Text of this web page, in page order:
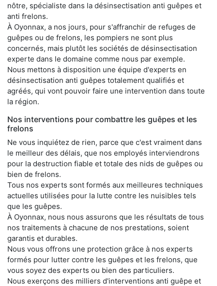
nôtre, spécialiste dans la désinsectisation anti guêpes et
anti frelons.
À Oyonnax, a nos jours, pour s'affranchir de refuges de
guêpes ou de frelons, les pompiers ne sont plus
concernés, mais plutôt les sociétés de désinsectisation
experte dans le domaine comme nous par exemple.
Nous mettons à disposition une équipe d'experts en
désinsectisation anti guêpes totalement qualifiés et
agréés, qui vont pouvoir faire une intervention dans toute
la région.
Nos interventions pour combattre les guêpes et les
frelons
Ne vous inquiétez de rien, parce que c'est vraiment dans
le meilleur des délais, que nos employés interviendrons
pour la destruction fiable et totale des nids de guêpes ou
bien de frelons.
Tous nos experts sont formés aux meilleures techniques
actuelles utilisées pour la lutte contre les nuisibles tels
que les guêpes.
À Oyonnax, nous nous assurons que les résultats de tous
nos traitements à chacune de nos prestations, soient
garantis et durables.
Nous vous offrons une protection grâce à nos experts
formés pour lutter contre les guêpes et les frelons, que
vous soyez des experts ou bien des particuliers.
Nous exerçons des milliers d'interventions anti guêpe et